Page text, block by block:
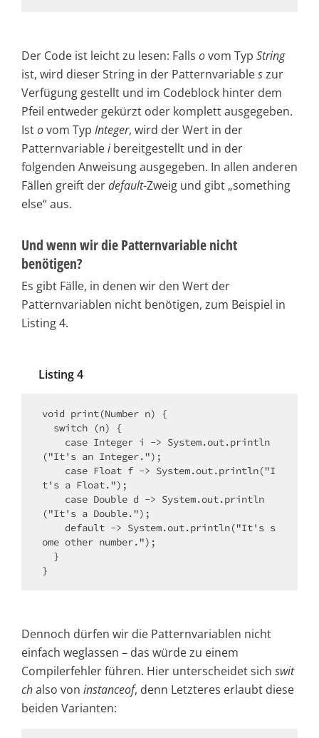
Der Code ist leicht zu lesen: Falls ovom Typ String
ist, wird dieser String in der Patternvariableszur
Verfügung gestellt und im Codeblock hinter dem
Pfeil entweder gekürzt oder komplett ausgegeben.
Istovom Typ Integer, wird der Wert in der
Patternvariablei bereitgestellt und in der
folgenden Anweisung ausgegeben. In allen anderen
Fällen greift derdefault-Zweig und gibt „something
else“ aus.
Und wenn wir die Patternvariable nicht
benötigen?
Es gibt Fälle, in denen wir den Wert der
Patternvariablen nicht benötigen, zum Beispiel in
Listing 4.
Listing 4
void print(Number n) {
("It's an Integer.");
t's a Float.");
("It's a Double.");
ome other number.");
}
Dennoch dürfen wir die Patternvariablen nicht
einfach weglassen – das würde zu einem
Compilerfehler führen. Hier unterscheidet sich swit
chalso von instanceof, denn Letzteres erlaubt diese
beiden Varianten: